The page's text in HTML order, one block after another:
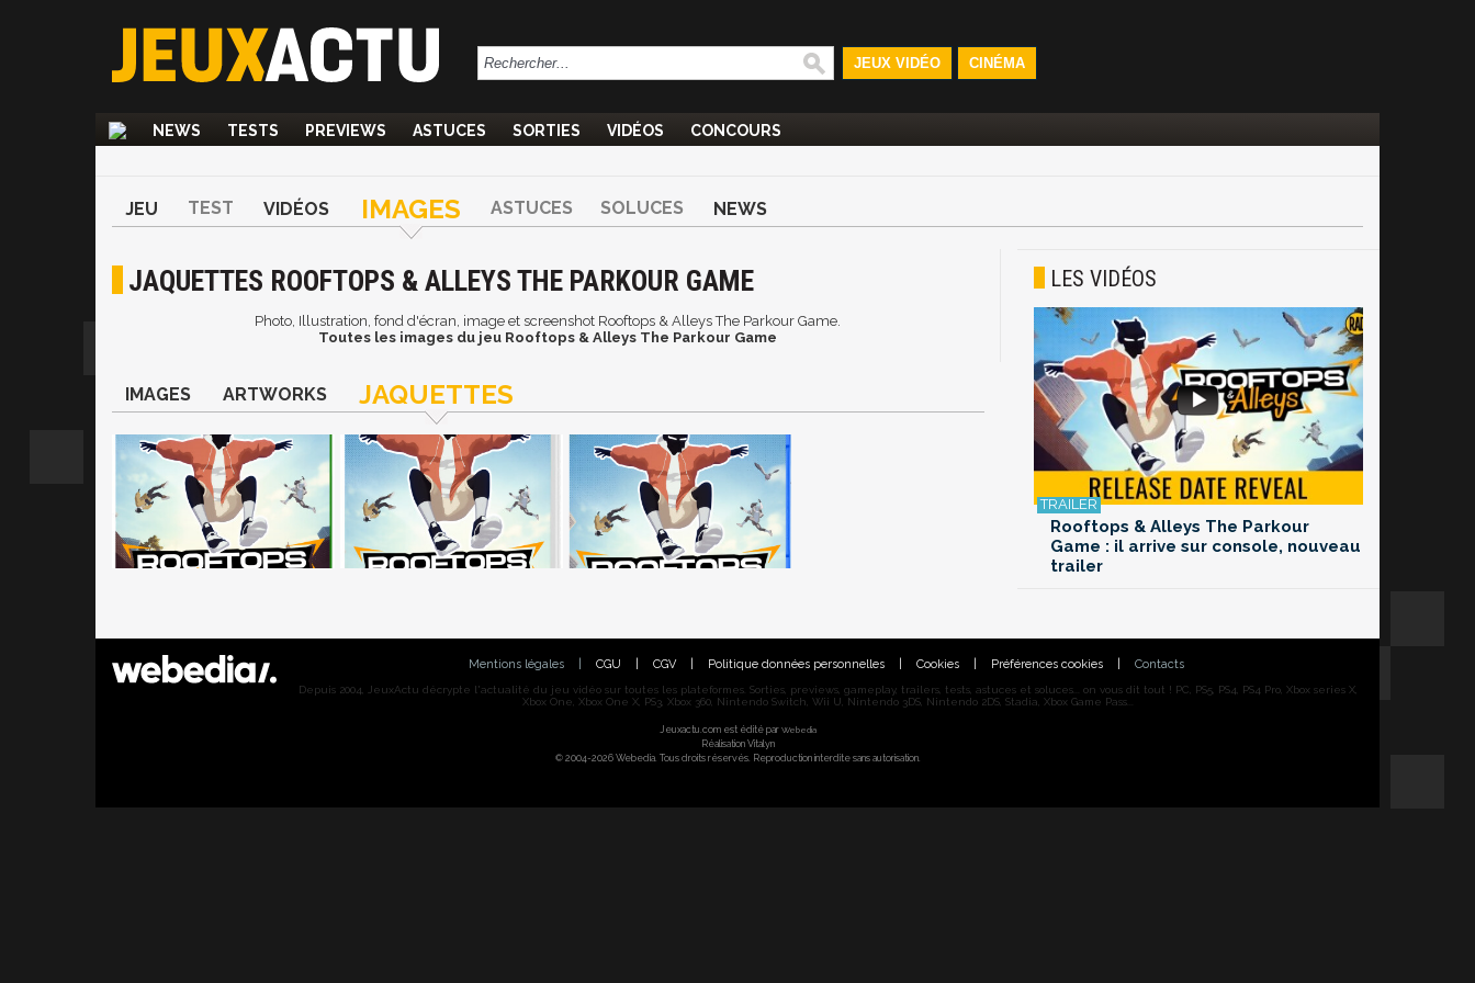
JEUX VIDÉO CINÉMA
NEWS TESTS PREVIEWS ASTUCES SORTIES VIDÉOS CONCOURS
JEU TEST VIDÉOS IMAGES ASTUCES SOLUCES NEWS
JAQUETTES ROOFTOPS & ALLEYS THE PARKOUR GAME
Photo, Illustration, fond d'écran, image et screenshot Rooftops & Alleys The Parkour Game.
Toutes les images du jeu Rooftops & Alleys The Parkour Game
IMAGES ARTWORKS JAQUETTES
LES VIDÉOS
Rooftops & Alleys The Parkour
Game : il arrive sur console, nouveau
trailer
Mentions légales CGU CGV Politique données personnelles Cookies Préférences cookies Contacts
Depuis 2004, JeuxActu décrypte l'actualité du jeu vidéo sur toutes les plateformes. Sorties, previews, gameplay, trailers, tests, astuces et soluces... on vous dit tout ! PC, PS5, PS4, PS4 Pro, Xbox series X,
Xbox One, Xbox One X, PS3, Xbox 360, Nintendo Switch, Wii U, Nintendo 3DS, Nintendo 2DS, Stadia, Xbox Game Pass...
Jeuxactu.com est édité par Webedia
Réalisation Vitalyn
© 2004-2026 Webedia. Tous droits réservés. Reproduction interdite sans autorisation.